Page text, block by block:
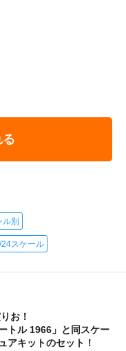
ル別
24スケール
お！
トル 1966」と同スケー
アキットのセット！